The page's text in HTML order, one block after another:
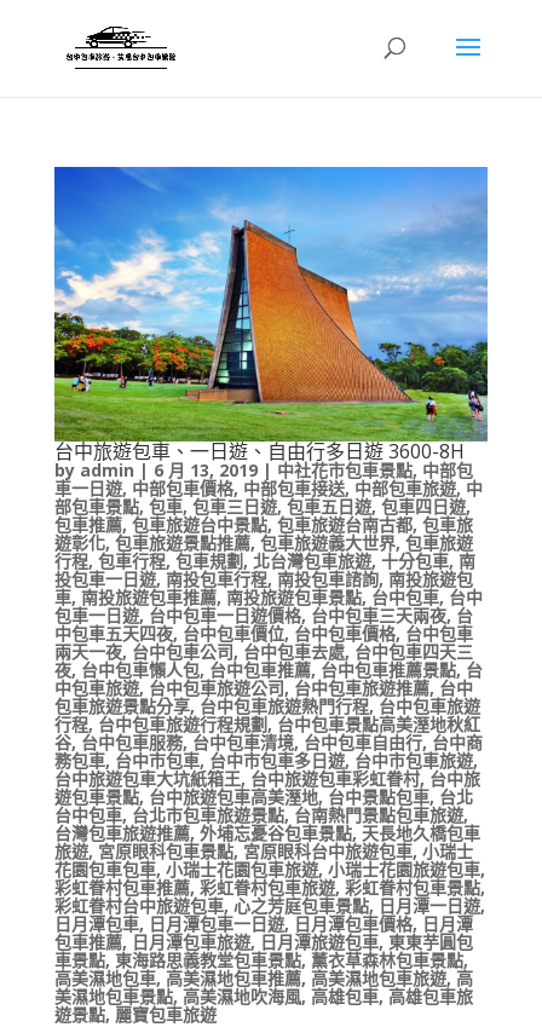
台中旅遊包車、一日遊、自由行多日遊 3600-8H
by admin | 6 月 13, 2019| 中社花市包車景點, 中部包
車一日遊, 中部包車價格, 中部包車接送, 中部包車旅遊, 中
部包車景點, 包車, 包車三日遊, 包車五日遊, 包車四日遊,
包車推薦, 包車旅遊台中景點, 包車旅遊台南古都, 包車旅
遊彰化, 包車旅遊景點推薦, 包車旅遊義大世界, 包車旅遊
行程, 包車行程, 包車規劃, 北台灣包車旅遊, 十分包車, 南
投包車一日遊, 南投包車行程, 南投包車諮詢, 南投旅遊包
車, 南投旅遊包車推薦, 南投旅遊包車景點, 台中包車, 台中
包車一日遊, 台中包車一日遊價格, 台中包車三天兩夜, 台
中包車五天四夜, 台中包車價位, 台中包車價格, 台中包車
兩天一夜, 台中包車公司, 台中包車去處, 台中包車四天三
夜, 台中包車懶人包, 台中包車推薦, 台中包車推薦景點, 台
中包車旅遊, 台中包車旅遊公司, 台中包車旅遊推薦, 台中
包車旅遊景點分享, 台中包車旅遊熱門行程, 台中包車旅遊
行程, 台中包車旅遊行程規劃, 台中包車景點高美溼地秋紅
谷, 台中包車服務, 台中包車清境, 台中包車自由行, 台中商
務包車, 台中市包車, 台中市包車多日遊, 台中市包車旅遊,
台中旅遊包車大坑紙箱王, 台中旅遊包車彩虹眷村, 台中旅
遊包車景點, 台中旅遊包車高美溼地, 台中景點包車, 台北
台中包車, 台北市包車旅遊景點, 台南熱門景點包車旅遊,
台灣包車旅遊推薦, 外埔忘憂谷包車景點, 天長地久橋包車
旅遊, 宮原眼科包車景點, 宮原眼科台中旅遊包車, 小瑞士
花園包車包車, 小瑞士花園包車旅遊, 小瑞士花園旅遊包車,
彩虹眷村包車推薦, 彩虹眷村包車旅遊, 彩虹眷村包車景點,
彩虹眷村台中旅遊包車, 心之芳庭包車景點, 日月潭一日遊,
日月潭包車, 日月潭包車一日遊, 日月潭包車價格, 日月潭
包車推薦, 日月潭包車旅遊, 日月潭旅遊包車, 東東芋圓包
車景點, 東海路思義教堂包車景點, 薰衣草森林包車景點,
高美濕地包車, 高美濕地包車推薦, 高美濕地包車旅遊, 高
美濕地包車景點, 高美濕地吹海風, 高雄包車, 高雄包車旅
遊景點, 麗寶包車旅遊